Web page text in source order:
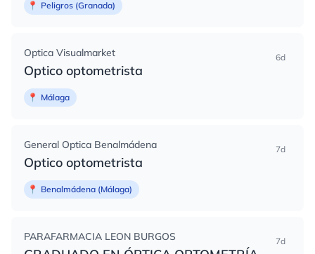
📍 Peligros (Granada)
Optica Visualmarket
Optico optometrista
6d
📍 Málaga
General Optica Benalmádena
Optico optometrista
7d
📍 Benalmádena (Málaga)
PARAFARMACIA LEON BURGOS 7d